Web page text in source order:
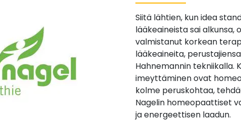
Siitä lähtien, kun idea
lääkeaineista sai
valmistanut korkean
lääkeaineita,
Hahnemannin tekniikalla.
imeyttäminen ovat
kolme peruskohtaa,
Nagelin homeopaattiset
ja energeettisen laadun.